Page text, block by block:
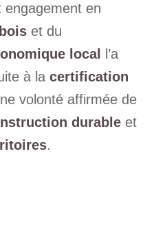
engagement en
et du
local
l’a
à la certification
volonté affirmée de
durableet
.